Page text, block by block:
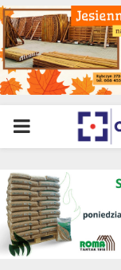
PRIMARY
MENU